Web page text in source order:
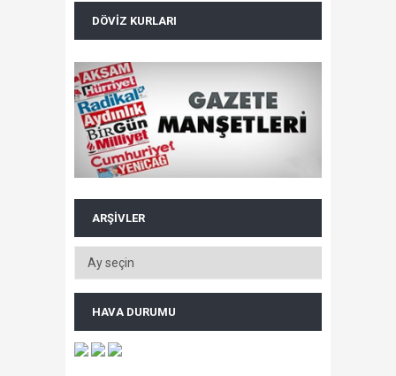
DÖVIZ KURLARI
ARŞIVLER
HAVA DURUMU